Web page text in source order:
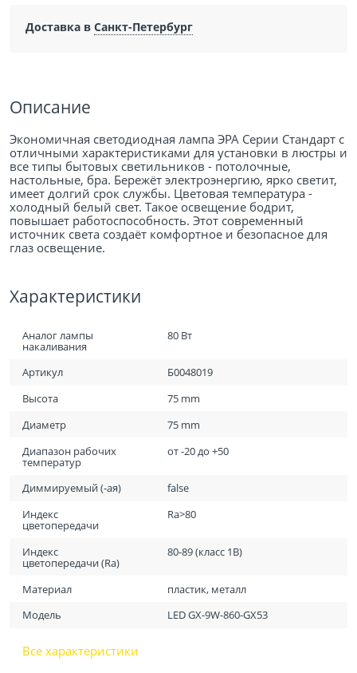
Доставка в Санкт-Петербург
Описание
Экономичная светодиодная лампа ЭРА Серии Стандарт с
отличными характеристиками для установки в люстры и
все типы бытовых светильников - потолочные,
настольные, бра. Бережёт электроэнергию, ярко светит,
имеет долгий срок службы. Цветовая температура -
холодный белый свет. Такое освещение бодрит,
повышает работоспособность. Этот современный
источник света создаёт комфортное и безопасное для
глаз освещение.
Характеристики
Аналог лампы
накаливания
80 Вт
Артикул
Б0048019
Высота
75 mm
Диаметр
75 mm
Диапазон рабочих
температур
от -20 до +50
Диммируемый (-ая)
false
Индекс
цветопередачи
Ra>80
Индекс
цветопередачи (Ra)
80-89 (класс 1B)
Материал
пластик, металл
Модель
LED GX-9W-860-GX53
Все характеристики